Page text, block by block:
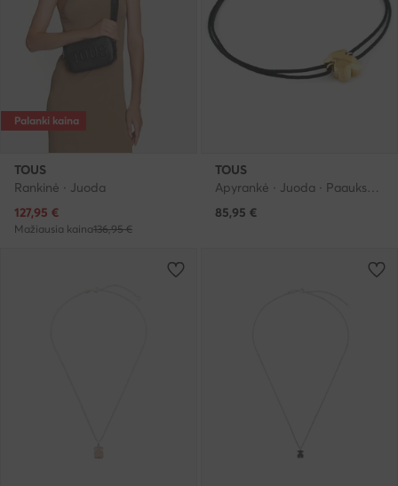
Palanki kaina
TOUS
Rankinė · Juoda
Dabartinė kaina
127,95 €
Mažiausia kaina136,95 €
TOUS
Apyrankė · Juoda · Paauksuotas sidabras, Tekstilė
85,95 €